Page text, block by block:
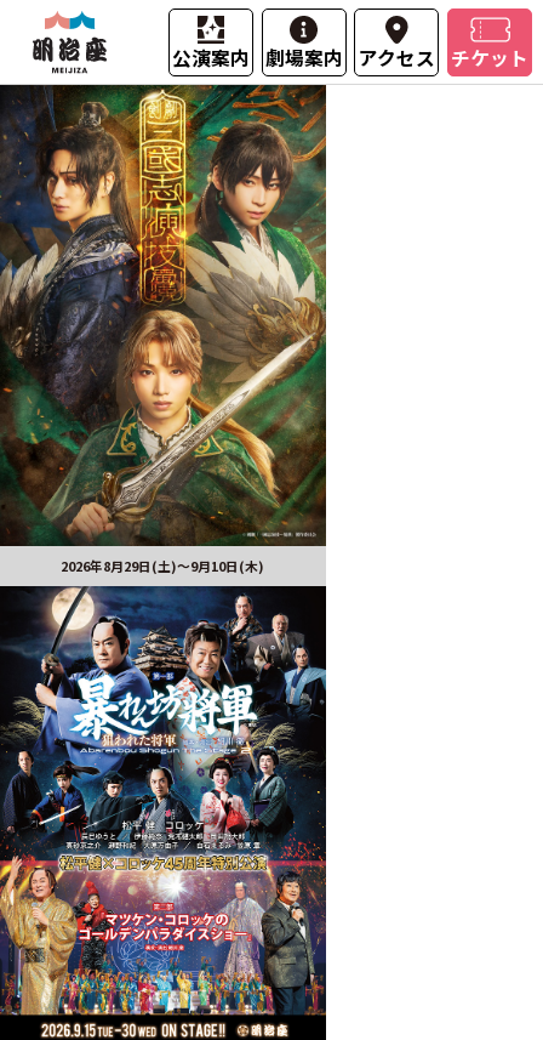
公演案内 劇場案内 アクセス チケット
2026年8月29日(土)〜9月10日(木)